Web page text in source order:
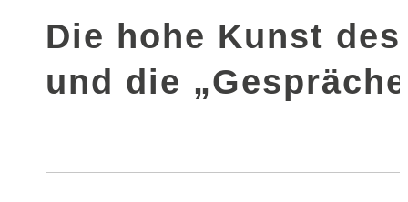
Die hohe Kunst
und die